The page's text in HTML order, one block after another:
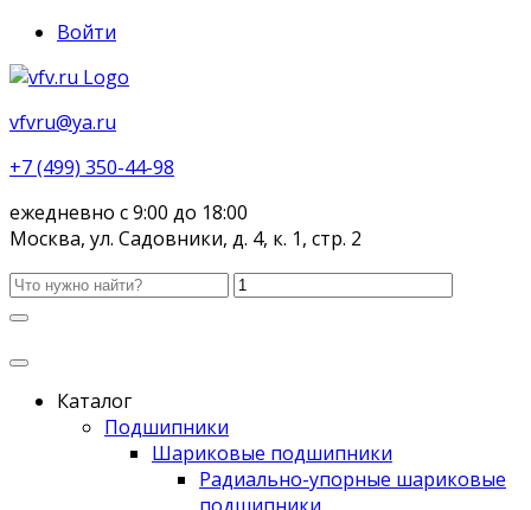
Войти
vfvru@ya.ru
+7 (499) 350-44-98
ежедневно с 9:00 до 18:00
Москва, ул. Садовники, д. 4, к. 1, стр. 2
Каталог
Подшипники
Шариковые подшипники
Радиально-упорные шариковые